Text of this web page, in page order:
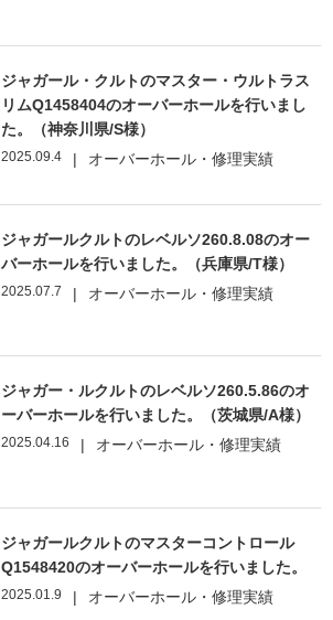
ジャガール・クルトのマスター・ウルトラス
リムQ1458404のオーバーホールを行いまし
た。（神奈川県/S様）
2025.09.4 | オーバーホール・修理実績
ジャガールクルトのレベルソ260.8.08のオー
バーホールを行いました。（兵庫県/T様）
2025.07.7 | オーバーホール・修理実績
ジャガー・ルクルトのレベルソ260.5.86のオ
ーバーホールを行いました。（茨城県/A様）
2025.04.16 | オーバーホール・修理実績
ジャガールクルトのマスターコントロール
Q1548420のオーバーホールを行いました。
2025.01.9 | オーバーホール・修理実績